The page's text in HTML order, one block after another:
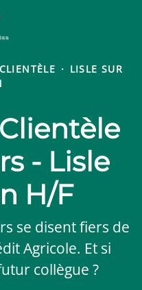
· LISLE SUR
- Lisle
H/F
se disent fiers de
Agricole. Et si
collègue ?